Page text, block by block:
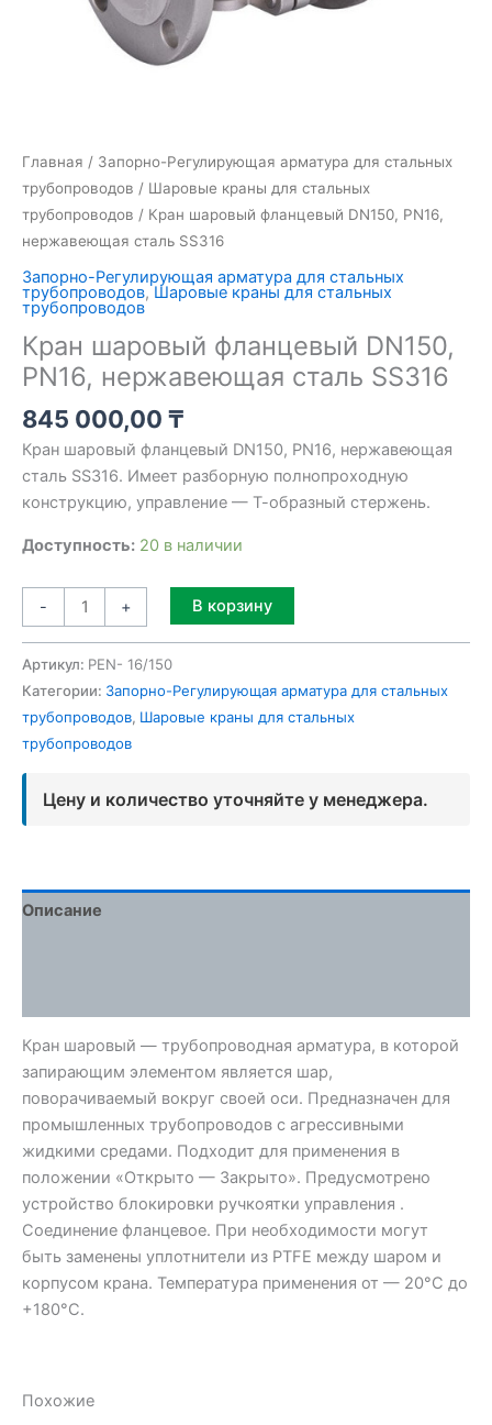
Главная / Запорно-Регулирующая арматура для стальных
трубопроводов / Шаровые краны для стальных
трубопроводов / Кран шаровый фланцевый DN150, PN16,
нержавеющая сталь SS316
Запорно-Регулирующая арматура для стальных
трубопроводов,Шаровые краны для стальных
трубопроводов
Кран шаровый фланцевый DN150,
PN16, нержавеющая сталь SS316
845 000,00 ₸
Кран шаровый фланцевый DN150, PN16, нержавеющая
сталь SS316. Имеет разборную полнопроходную
конструкцию, управление — Т-образный стержень.
Доступность: 20 в наличии
- + В корзину
Артикул: PEN- 16/150
Категории: Запорно-Регулирующая арматура для стальных
трубопроводов, Шаровые краны для стальных
трубопроводов
Цену и количество уточняйте у менеджера.
Описание
Кран шаровый — трубопроводная арматура, в которой
запирающим элементом является шар,
поворачиваемый вокруг своей оси. Предназначен для
промышленных трубопроводов с агрессивными
жидкими средами. Подходит для применения в
положении «Открыто — Закрыто». Предусмотрено
устройство блокировки ручкоятки управления .
Соединение фланцевое. При необходимости могут
быть заменены уплотнители из PTFE между шаром и
корпусом крана. Температура применения от — 20°С до
+180°С.
Похожие